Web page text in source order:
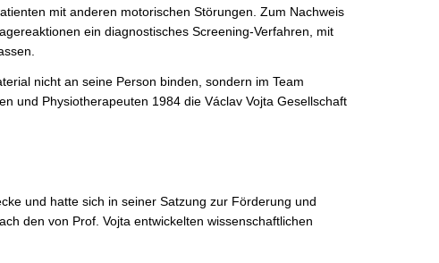
mit anderen motorischen Störungen. Zum Nachweis
ein diagnostisches Screening-Verfahren, mit
nicht an seine Person binden, sondern im Team
und Physiotherapeuten 1984 die Václav Vojta Gesellschaft
und hatte sich in seiner Satzung zur Förderung und
den von Prof. Vojta entwickelten wissenschaftlichen